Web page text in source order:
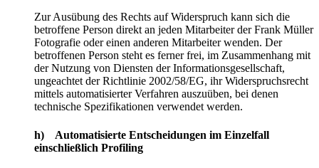
Zur Ausübung des Rechts auf Widerspruch kann sich die
betroffene Person direkt an jeden Mitarbeiter der Frank Müller
Fotografie oder einen anderen Mitarbeiter wenden. Der
betroffenen Person steht es ferner frei, im Zusammenhang mit
der Nutzung von Diensten der Informationsgesellschaft,
ungeachtet der Richtlinie 2002/58/EG, ihr Widerspruchsrecht
mittels automatisierter Verfahren auszuüben, bei denen
technische Spezifikationen verwendet werden.
h) Automatisierte Entscheidungen im Einzelfall
einschließlich Profiling